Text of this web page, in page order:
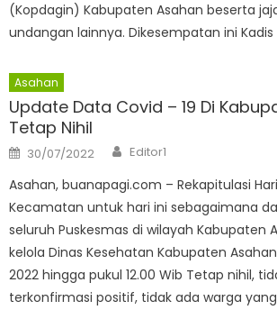
(Kopdagin) Kabupaten Asahan beserta
undangan lainnya. Dikesempatan ini Kadis
Asahan
Update Data Covid – 19 Di
Tetap Nihil
Posted
on
30/07/2022 Author
Editor1
Asahan, buanapagi.com – Rekapitulasi
Kecamatan untuk hari ini sebagaimana
seluruh Puskesmas di wilayah Kabupaten
kelola Dinas Kesehatan Kabupaten
2022 hingga pukul 12.00 Wib Tetap nihil,
terkonfirmasi positif, tidak ada warga